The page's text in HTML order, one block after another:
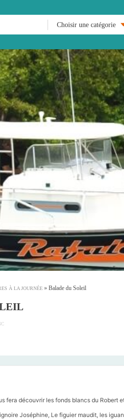
Choisir une catégorie
À LA JOURNÉE » Balade du Soleil
fera découvrir les fonds blancs du Robert
Joséphine, Le figuier maudit, les